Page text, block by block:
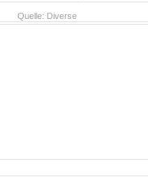
Quelle: Diverse